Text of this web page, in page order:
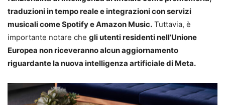
traduzioni in tempo reale e integrazioni con servizi
musicali come Spotify e Amazon Music. Tuttavia, è
importante notare che gli utenti residenti nell’Unione
Europea non riceveranno alcun aggiornamento
riguardante la nuova intelligenza artificiale di Meta.